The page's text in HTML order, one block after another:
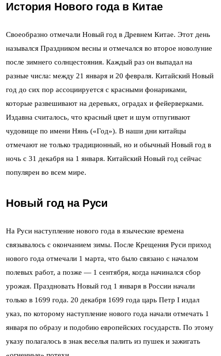
История Нового года в Китае
Своеобразно отмечали Новый год в Древнем Китае. Этот день
назывался Праздником весны и отмечался во второе новолуние
после зимнего солнцестояния. Каждый раз он выпадал на
разные числа: между 21 января и 20 февраля. Китайский Новый
год до сих пор ассоциируется с красными фонариками,
которые развешивают на деревьях, оградах и фейерверками.
Издавна считалось, что красный цвет и шум отпугивают
чудовище по имени Нянь («Год»). В наши дни китайцы
отмечают не только традиционный, но и обычный Новый год в
ночь с 31 декабря на 1 января. Китайский Новый год сейчас
популярен во всем мире.
Новый год на Руси
На Руси наступление нового года в языческие времена
связывалось с окончанием зимы. После Крещения Руси приход
нового года отмечали 1 марта, что было связано с началом
полевых работ, а позже — 1 сентября, когда начинался сбор
урожая. Праздновать Новый год 1 января в России начали
только в 1699 года. 20 декабря 1699 года царь Петр I издал
указ, по которому наступление нового года начали отмечать 1
января по образу и подобию европейских государств. По этому
указу полагалось в знак веселья палить из пушек и зажигать